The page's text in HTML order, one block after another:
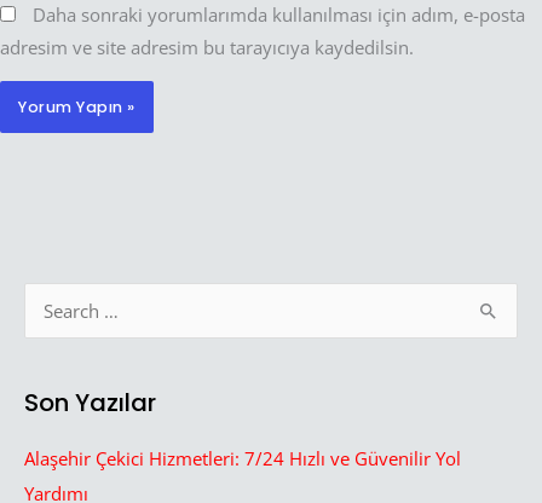
Daha sonraki yorumlarımda kullanılması için adım, e-posta
adresim ve site adresim bu tarayıcıya kaydedilsin.
c
h
Son Yazılar
Alaşehir Çekici Hizmetleri: 7/24 Hızlı ve Güvenilir Yol
Yardımı